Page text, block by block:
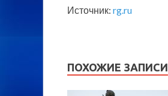
Источник: rg.ru
ПОХОЖИЕ ЗАПИСИ